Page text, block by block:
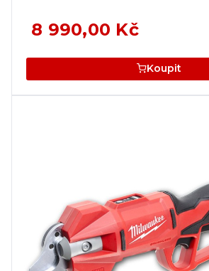
8 990,00 Kč
Koupit